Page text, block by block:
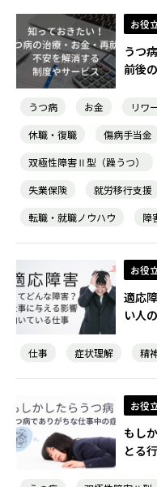
お役
うつ
前後
うつ病 お金 リワ
休職・復職
傷病手当金
双極性障害Ⅱ型（躁うつ）
失業保険
就労移行支援
転職・就職ノウハウ
障
お役
適応
い人
仕事 症状理解 精
お役
もし
とる